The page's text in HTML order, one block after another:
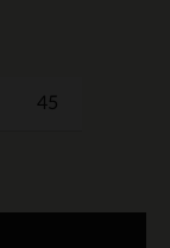
45